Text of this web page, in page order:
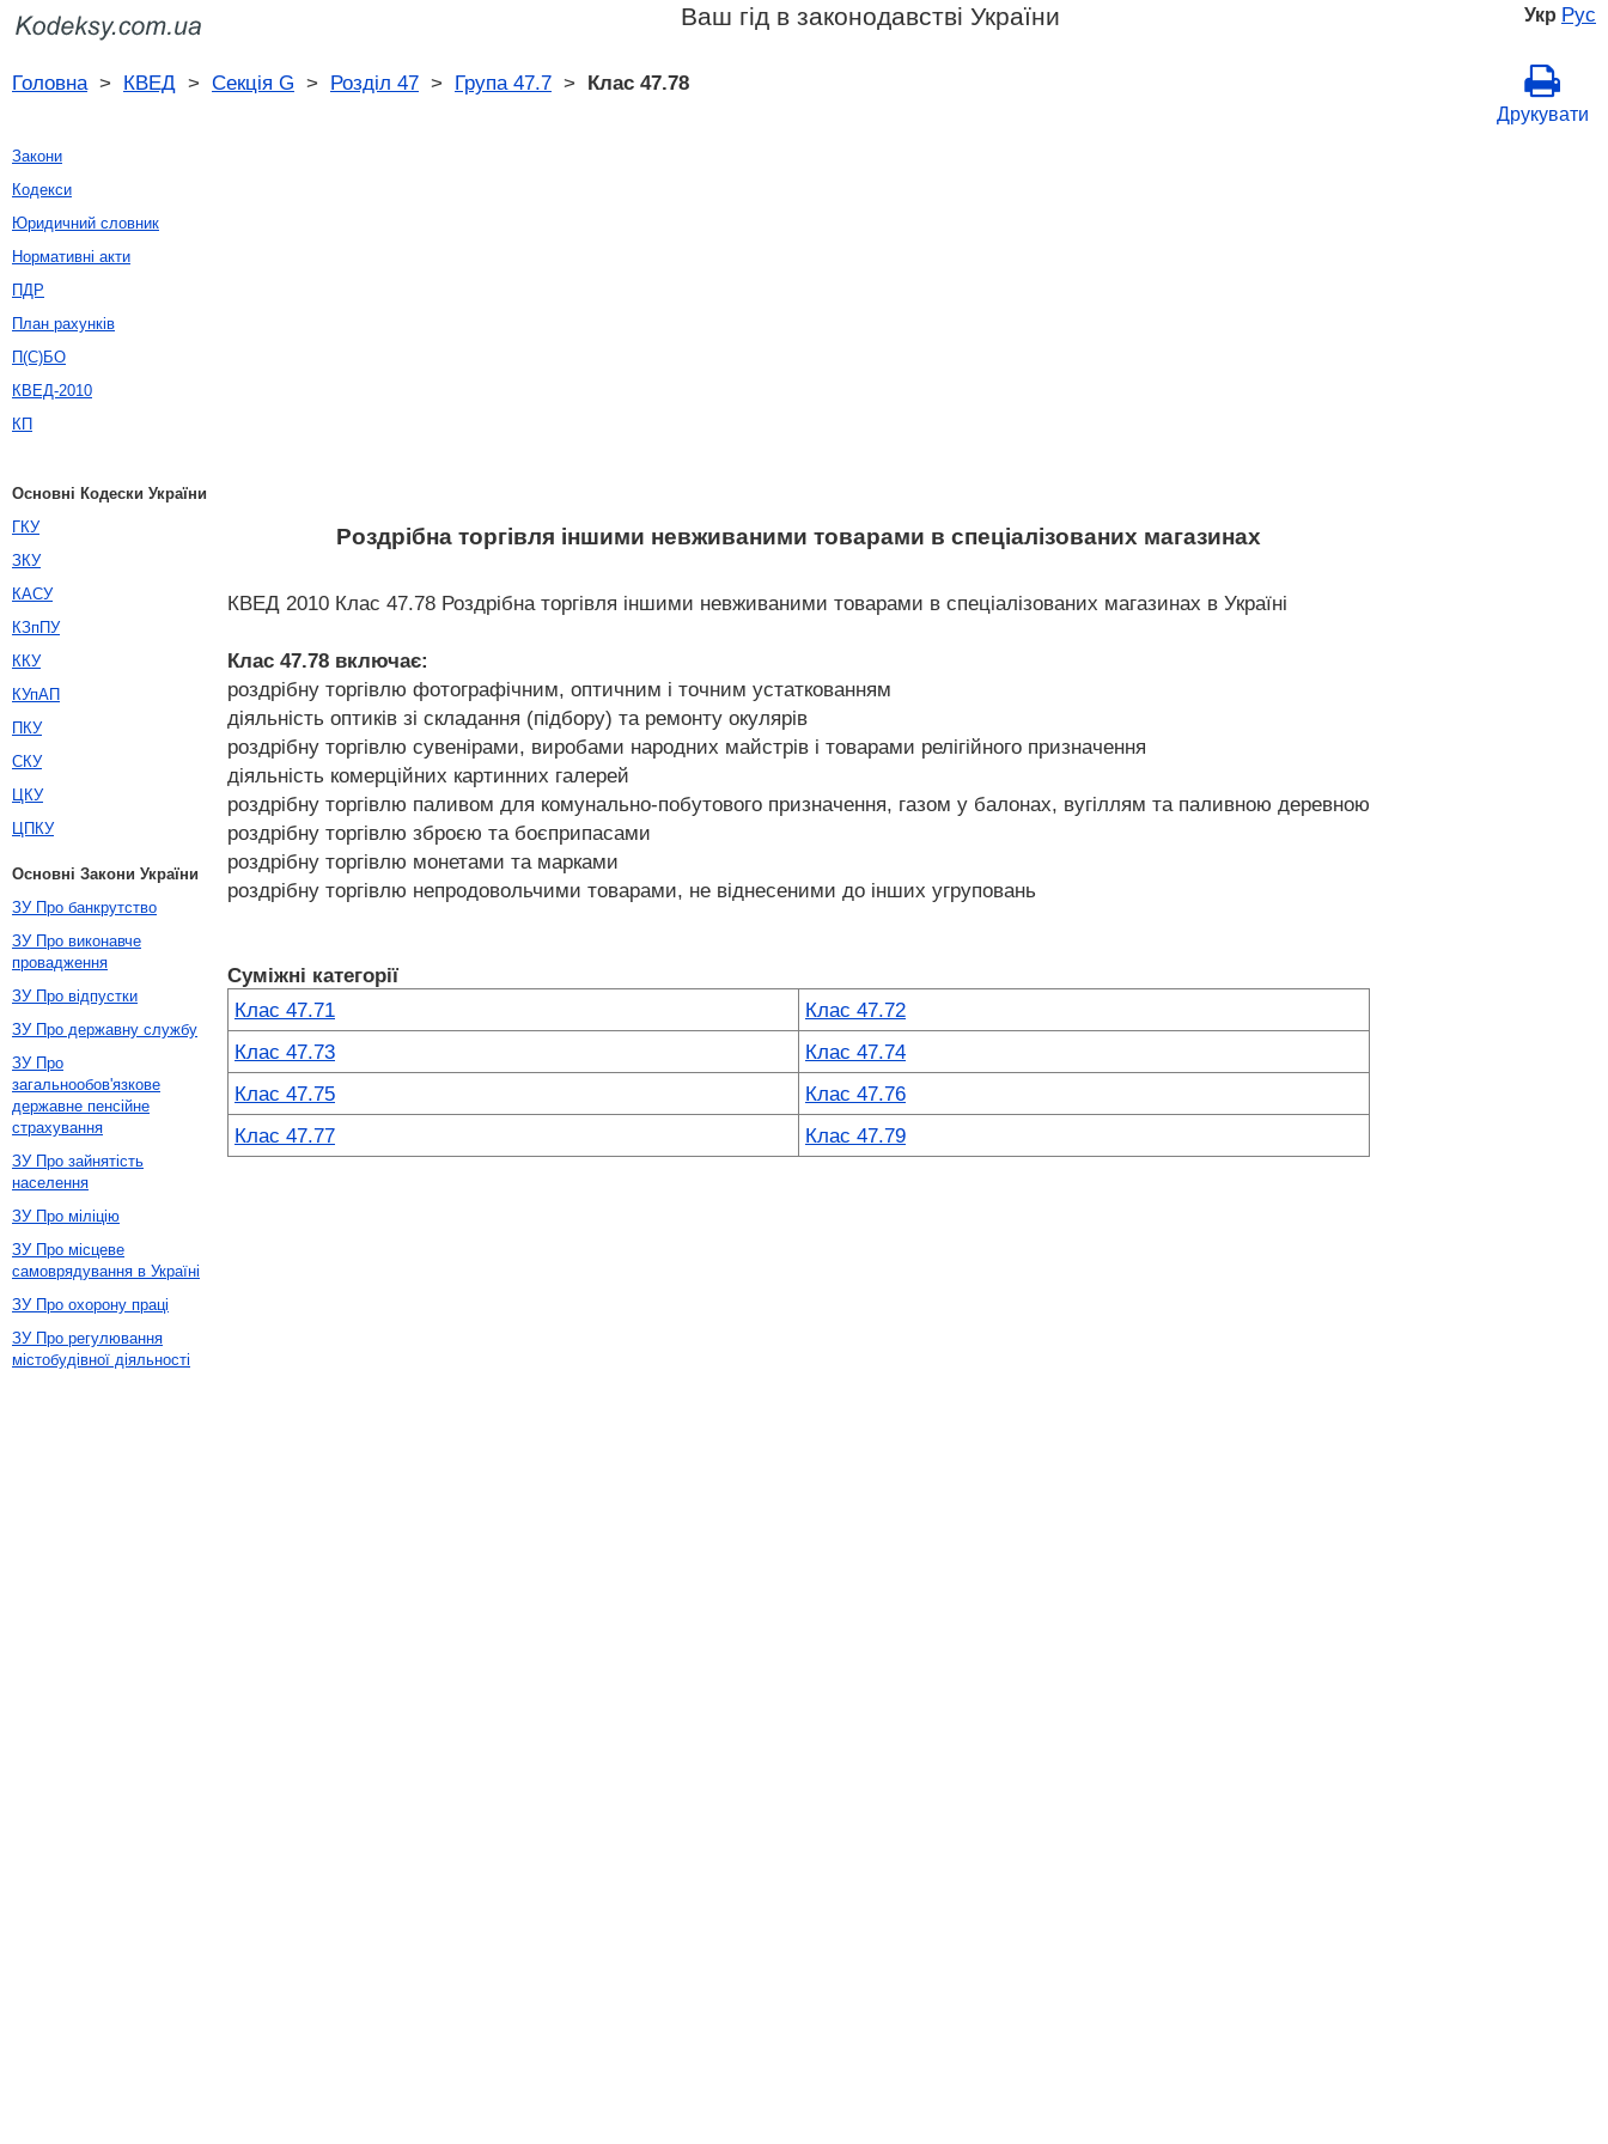
Укр Рус
Ваш гід в законодавстві України
Головна> КВЕД > Секція G > Розділ 47 > Група 47.7 > Клас 47.78
Друкувати
Роздрібна торгівля іншими невживаними товарами в спеціалізованих магазинах
КВЕД 2010 Клас 47.78 Роздрібна торгівля іншими невживаними товарами в спеціалізованих магазинах в Україні
Клас 47.78 включає:
роздрібну торгівлю фотографічним, оптичним і точним устаткованням
діяльність оптиків зі складання (підбору) та ремонту окулярів
роздрібну торгівлю сувенірами, виробами народних майстрів і товарами релігійного призначення
діяльність комерційних картинних галерей
роздрібну торгівлю паливом для комунально-побутового призначення, газом у балонах, вугіллям та паливною деревною
роздрібну торгівлю зброєю та боєприпасами
роздрібну торгівлю монетами та марками
роздрібну торгівлю непродовольчими товарами, не віднесеними до інших угруповань
Суміжні категорії
Клас 47.71
Клас 47.72
Клас 47.73
Клас 47.74
Клас 47.75
Клас 47.76
Клас 47.77
Клас 47.79
Закони
Кодекси
Юридичний словник
Нормативні акти
ПДР
План рахунків
П(С)БО
КВЕД-2010
КП
Основні Кодески України
ГКУ
ЗКУ
КАСУ
КЗпПУ
ККУ
КУпАП
ПКУ
СКУ
ЦКУ
ЦПКУ
Основні Закони України
ЗУ Про банкрутство
ЗУ Про виконавче
провадження
ЗУ Про відпустки
ЗУ Про державну службу
ЗУ Про
загальнообов'язкове
державне пенсійне
страхування
ЗУ Про зайнятість
населення
ЗУ Про міліцію
ЗУ Про місцеве
самоврядування в Україні
ЗУ Про охорону праці
ЗУ Про регулювання
містобудівної діяльності